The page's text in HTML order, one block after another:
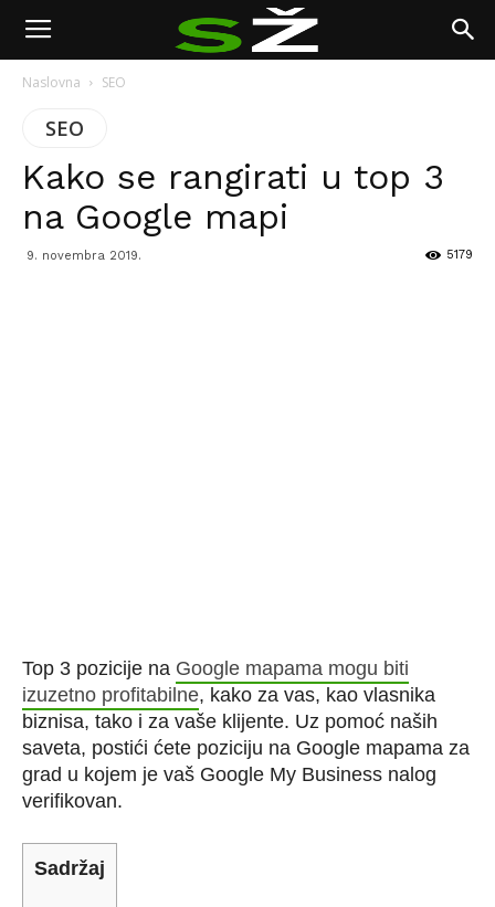
Naslovna SEO
SEO
Kako se rangirati u top 3
na Google mapi
9. novembra 2019. 5179
Top 3 pozicije na Google mapama mogu biti
izuzetno profitabilne, kako za vas, kao vlasnika
biznisa, tako i za vaše klijente. Uz pomoć naših
saveta, postići ćete poziciju na Google mapama za
grad u kojem je vaš Google My Business nalog
verifikovan.
Sadržaj